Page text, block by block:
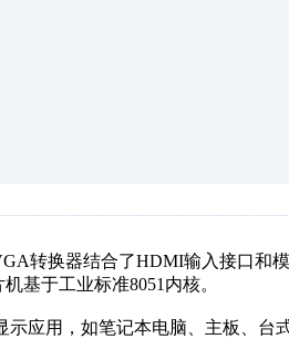
转换器结合了HDMI输入接口和
基于工业标准8051 内核。
示应用，如笔记本电脑、主板、台